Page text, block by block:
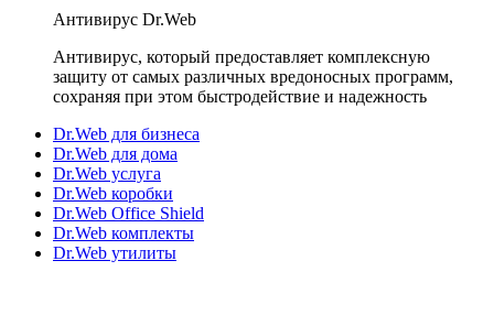
Антивирус Dr.Web
Антивирус, который предоставляет комплексную
защиту от самых различных вредоносных программ,
сохраняя при этом быстродействие и надежность
Dr.Web для бизнеса
Dr.Web для дома
Dr.Web услуга
Dr.Web коробки
Dr.Web Office Shield
Dr.Web комплекты
Dr.Web утилиты